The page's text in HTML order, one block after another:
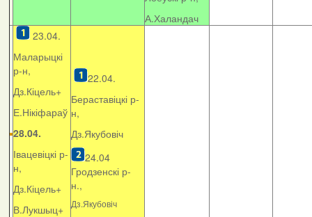
А.Халандач
23.04.
Маларыцкі
р-н,
Дз.Кіцель+
Е.Нікіфараў
28.04.
Івацевіцкі р-
н,
Дз.Кіцель+
В.Лукшыц+
22.04.
Бераставіцкі р-
н,
Дз.Якубовіч
24.04
Гродзенскі р-
н.,
Дз.Якубовіч